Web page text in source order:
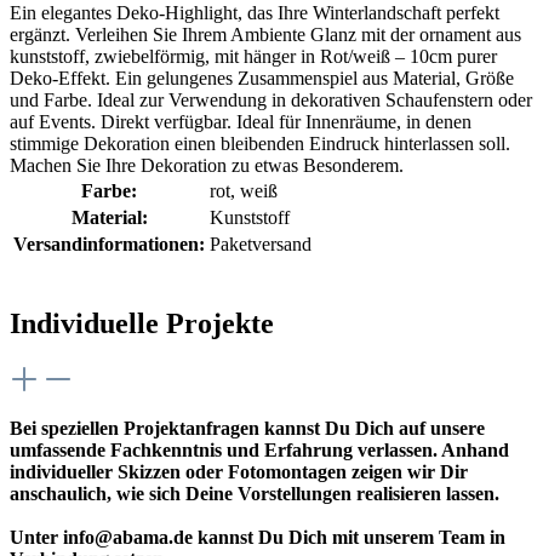
Ein elegantes Deko-Highlight, das Ihre Winterlandschaft perfekt
ergänzt. Verleihen Sie Ihrem Ambiente Glanz mit der ornament aus
kunststoff, zwiebelförmig, mit hänger in Rot/weiß – 10cm purer
Deko-Effekt. Ein gelungenes Zusammenspiel aus Material, Größe
und Farbe. Ideal zur Verwendung in dekorativen Schaufenstern oder
auf Events. Direkt verfügbar. Ideal für Innenräume, in denen
stimmige Dekoration einen bleibenden Eindruck hinterlassen soll.
Machen Sie Ihre Dekoration zu etwas Besonderem.
Farbe:
rot, weiß
Material:
Kunststoff
Versandinformationen: Paketversand
Individuelle Projekte
Bei speziellen Projektanfragen kannst Du Dich auf unsere
umfassende Fachkenntnis und Erfahrung verlassen. Anhand
individueller Skizzen oder Fotomontagen zeigen wir Dir
anschaulich, wie sich Deine Vorstellungen realisieren lassen.
Unter info@abama.de kannst Du Dich mit unserem Team in